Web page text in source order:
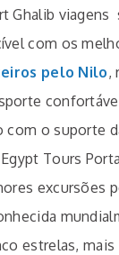
Ghalib viagens
com os
pelo Nilo,
com o suporte
Tours
excursões
estrelas,